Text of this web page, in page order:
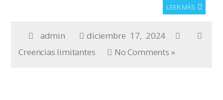
LEER MÁS
admin
diciembre 17, 2024
Creencias limitantes
No Comments »